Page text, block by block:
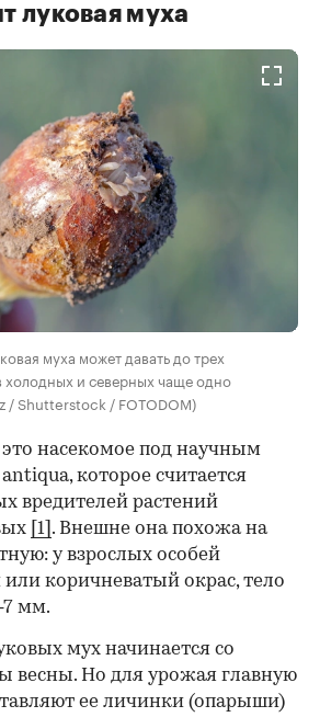
луковая муха
муха может давать до трех
холодных и северных чаще одно
/ Shutterstock / FOTODOM)
насекомое под научным
которое считается
вредителей растений
[1] . Внешне она похожа на
у взрослых особей
коричневатый окрас, тело
мм.
мух начинается со
весны. Но для урожая главную
ее личинки (опарыши)